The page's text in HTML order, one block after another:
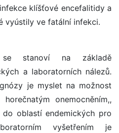
klíšťové encefalitidy a
vyústily ve fatální infekci.
se stanoví na základě
a laboratorních nálezů.
je myslet na možnost
onemocněním,,
oblastí endemických pro
vyšetřením je